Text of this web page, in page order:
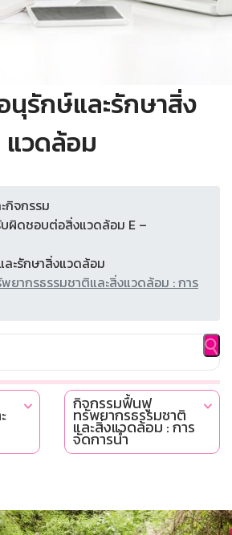
TH
EN
GSB Society
นุรักษ์และรักษาสิ่ง
แวดล้อม
กิจกรรม
ผิดชอบต่อสิ่งแวดล้อม E –
ะรักษาสิ่งแวดล้อม
ากรธรรมชาติและสิ่งแวดล้อม : การ
กิจกรรมฟื้นฟู
ทรัพยากรธรรมชาติ
และสิ่งแวดล้อม : การ
จัดการน้ำ